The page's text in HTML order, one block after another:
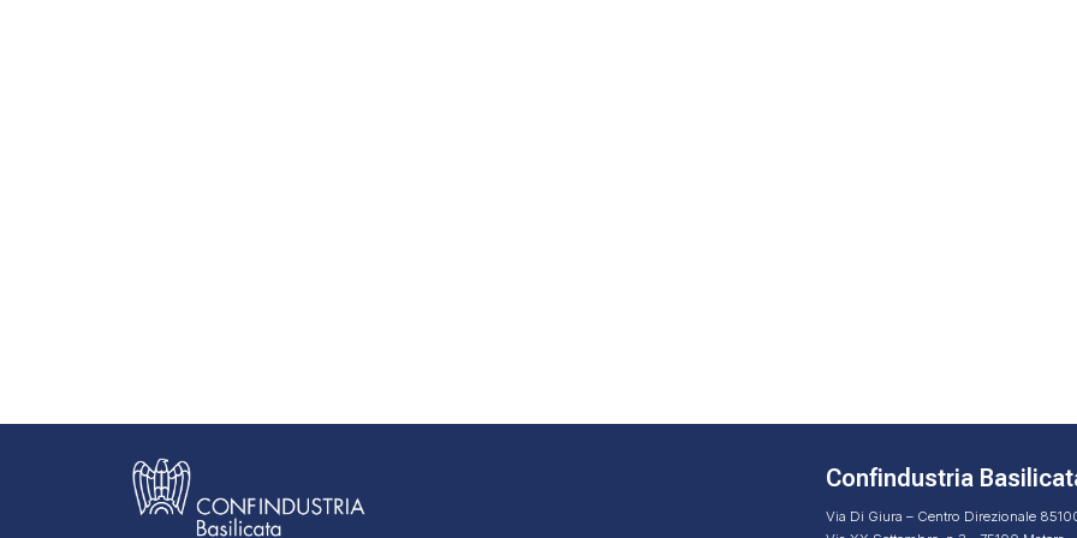
Confindustria
Via Di Giura – Centro Direzionale